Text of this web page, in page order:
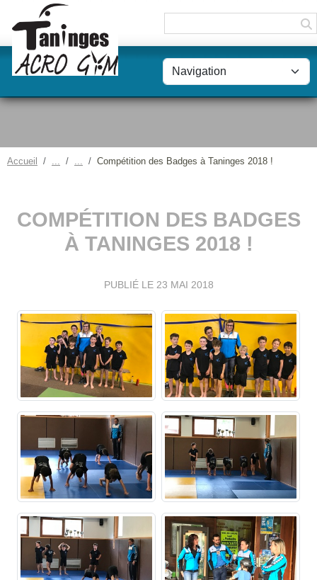
Accueil Compétition des Badges à Taninges 2018 !
COMPÉTITION DES BADGES
À TANINGES 2018 !
PUBLIÉ LE 23 MAI 2018
Panneau de gestion des cookies